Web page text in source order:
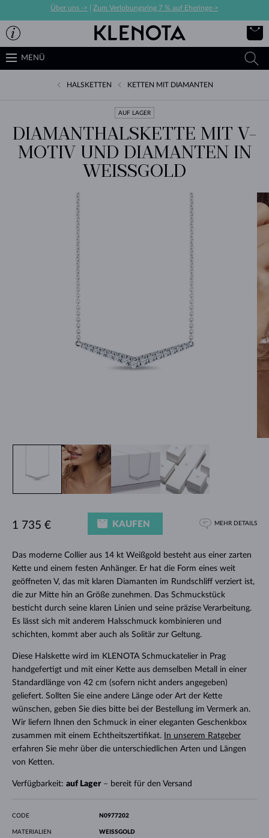
Über uns -> Zum Verlobungsring 7 % auf Eheringe->
MENÜ
HALSKETTEN KETTEN MIT DIAMANTEN
AUF LAGER
DIAMANTHALSKETTE MIT V-
MOTIV UND DIAMANTEN IN
WEISSGOLD
Das moderne Collier aus 14 kt Weißgold besteht aus einer zarten
Kette und einem festen Anhänger. Er hat die Form eines weit
geöffneten V, das mit klaren Diamanten im Rundschliff verziert ist,
die zur Mitte hin an Größe zunehmen. Das Schmuckstück
besticht durch seine klaren Linien und seine präzise Verarbeitung.
Es lässt sich mit anderem Halsschmuck kombinieren und
schichten, kommt aber auch als Solitär zur Geltung.
Diese Halskette wird im KLENOTA Schmuckatelier in Prag
handgefertigt und mit einer Kette aus demselben Metall in einer
Standardlänge von 42 cm (sofern nicht anders angegeben)
geliefert. Sollten Sie eine andere Länge oder Art der Kette
wünschen, geben Sie dies bitte bei der Bestellung im Vermerk an.
Wir liefern Ihnen den Schmuck in einer eleganten Geschenkbox
zusammen mit einem Echtheitszertifikat.
In unserem Ratgeber
erfahren Sie mehr über die unterschiedlichen Arten und Längen
von Ketten.
Verfügbarkeit: auf Lager– bereit für den Versand
1 735 € KAUFEN MEHR DETAILS
CODE N0977202
MATERIALIEN
WEISSGOLD